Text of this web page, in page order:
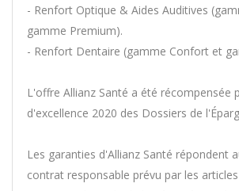
- Renfort Optique & Aides Auditives
gamme Premium).
- Renfort Dentaire (gamme Confort et
L'offre Allianz Santé a été récompensée
d'excellence 2020 des Dossiers de
Les garanties d'Allianz Santé répondent
contrat responsable prévu par les